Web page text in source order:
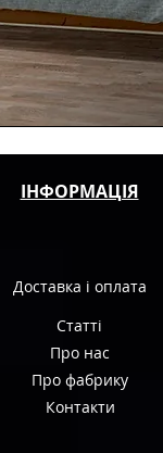
ІНФОРМАЦІЯ
Доставка і оплата
Статті
Про нас
Про фабрику
Контакти